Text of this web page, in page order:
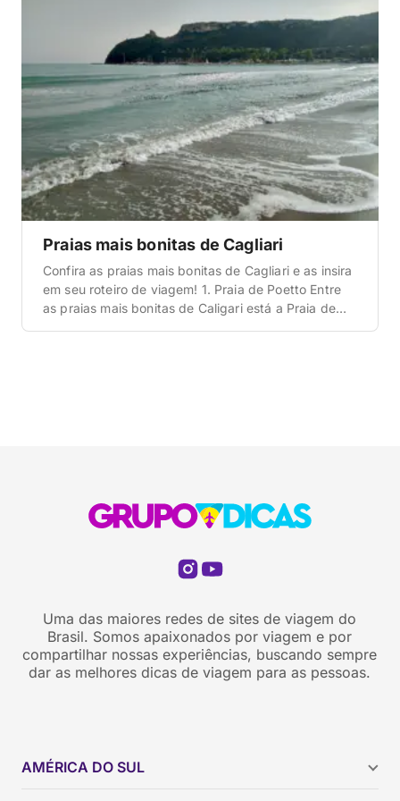
Praias mais bonitas de Cagliari
Confira as praias mais bonitas de Cagliari e as insira
em seu roteiro de viagem! 1. Praia de Poetto Entre
as praias mais bonitas de Caligari está a Praia de
Uma das maiores redes de sites de viagem do
Brasil. Somos apaixonados por viagem e por
compartilhar nossas experiências, buscando sempre
dar as melhores dicas de viagem para as pessoas.
AMÉRICA DO SUL